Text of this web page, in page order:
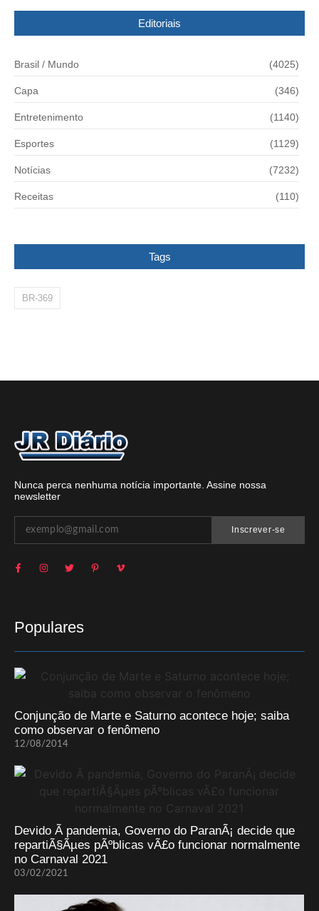
Editoriais
Brasil / Mundo (4025)
Capa (346)
Entretenimento (1140)
Esportes (1129)
Notícias (7232)
Receitas (110)
Tags
BR-369
Nunca perca nenhuma notícia importante. Assine nossa
newsletter
Inscrever-se
Populares
Conjunção de Marte e Saturno acontece hoje; saiba
como observar o fenômeno
12/08/2014
Devido Ã pandemia, Governo do ParanÃ¡ decide que
repartiÃ§Ãµes pÃºblicas vÃ£o funcionar normalmente
no Carnaval 2021
03/02/2021